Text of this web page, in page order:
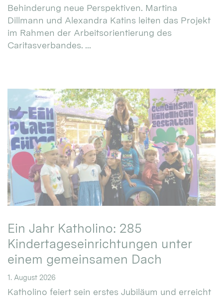
Behinderung neue Perspektiven. Martina
Dillmann und Alexandra Katins leiten das Projekt
im Rahmen der Arbeitsorientierung des
Caritasverbandes. ...
Ein Jahr Katholino: 285
Kindertageseinrichtungen unter
einem gemeinsamen Dach
1. August 2026
Katholino feiert sein erstes Jubiläum und erreicht